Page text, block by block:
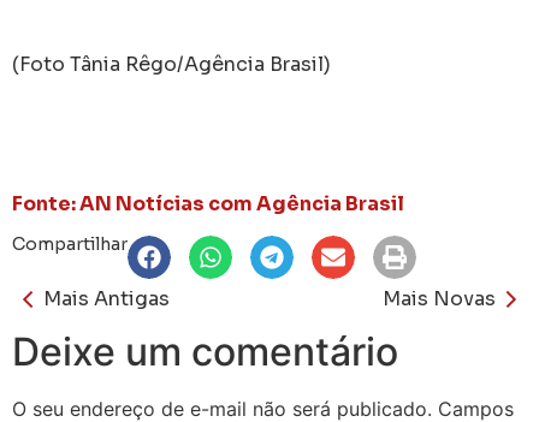
(Foto Tânia Rêgo/Agência Brasil)
Fonte: AN Notícias com Agência Brasil
Compartilhar
Mais Antigas Mais Novas
Deixe um comentário
O seu endereço de e-mail não será publicado. Campos